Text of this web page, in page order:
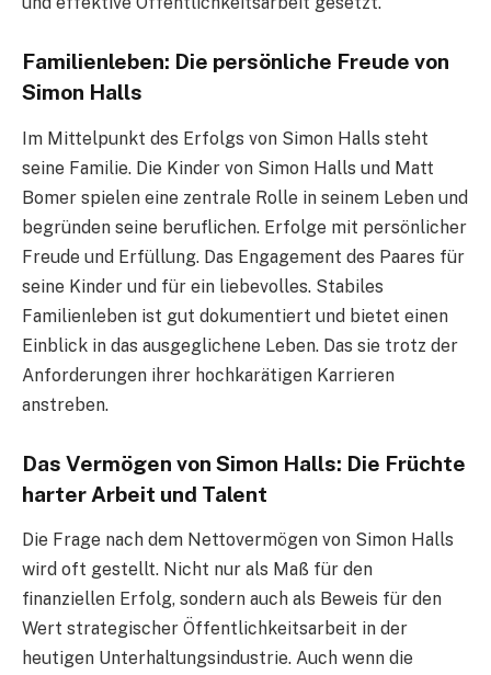
Familienleben: Die persönliche Freude von
Simon Halls
Im Mittelpunkt des Erfolgs von Simon Halls steht
seine Familie. Die Kinder von Simon Halls und Matt
Bomer spielen eine zentrale Rolle in seinem Leben und
begründen seine beruflichen. Erfolge mit persönlicher
Freude und Erfüllung. Das Engagement des Paares für
seine Kinder und für ein liebevolles. Stabiles
Familienleben ist gut dokumentiert und bietet einen
Einblick in das ausgeglichene Leben. Das sie trotz der
Anforderungen ihrer hochkarätigen Karrieren
anstreben.
Das Vermögen von Simon Halls: Die Früchte
harter Arbeit und Talent
Die Frage nach dem Nettovermögen von Simon Halls
wird oft gestellt. Nicht nur als Maß für den
finanziellen Erfolg, sondern auch als Beweis für den
Wert strategischer Öffentlichkeitsarbeit in der
heutigen Unterhaltungsindustrie. Auch wenn die